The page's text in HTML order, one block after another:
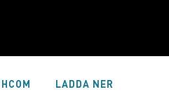
LADDA NER